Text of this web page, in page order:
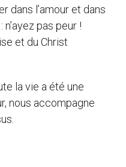
dans l’amour et dans
pas peur !
et du Christ
la vie a été une
nous accompagne